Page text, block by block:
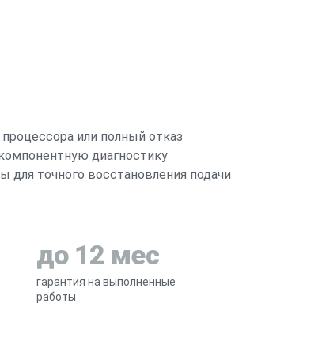
или полный отказ
диагностику
точного восстановления подачи
до 12 мес
гарантия на выполненные
работы